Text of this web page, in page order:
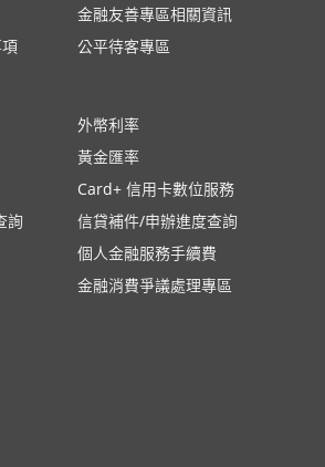
金融友善專區相關資訊
公平待客專區
外幣利率
黃金匯率
Card+ 信用卡數位服務
詢
信貸補件/申辦進度查詢
個人金融服務手續費
金融消費爭議處理專區